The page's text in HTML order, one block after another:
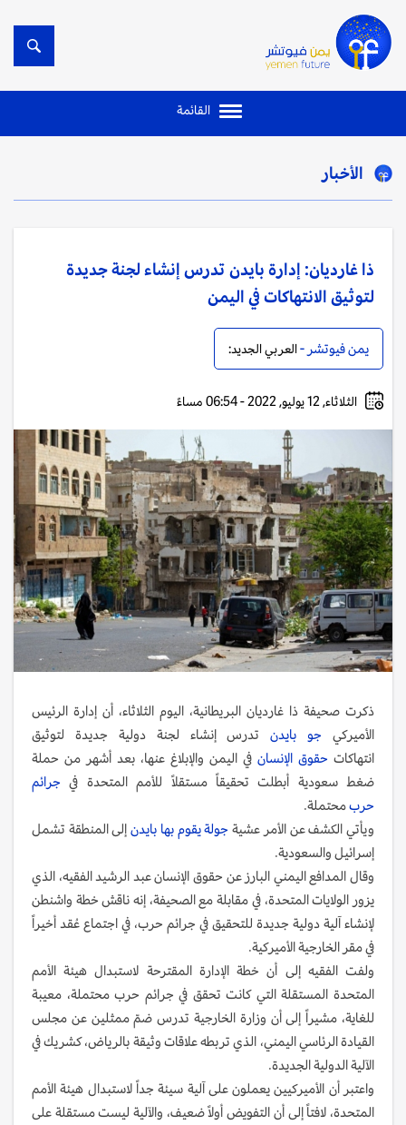
القائمة
الأخبار
ذا غارديان: إدارة بايدن تدرس إنشاء لجنة جديدة
لتوثيق الانتهاكات في اليمن
يمن فيوتشر -العربي الجديد:
الثلاثاء, 12 يوليو, 2022 - 06:54 مساءً
ذكرت صحيفة ذا غارديان البريطانية، اليوم الثلاثاء، أن إدارة الرئيس
الأميركي جو بايدنتدرس إنشاء لجنة دولية جديدة لتوثيق
انتهاكات حقوق الإنسان في اليمن والإبلاغ عنها، بعد أشهر من حملة
ضغط سعودية أبطلت تحقيقاً مستقلاً للأمم المتحدة في جرائم
حربمحتملة.
ويأتي الكشف عن الأمر عشية جولة يقوم بها بايدنإلى المنطقة تشمل
إسرائيل والسعودية.
وقال المدافع اليمني البارز عن حقوق الإنسان عبد الرشيد الفقيه، الذي
يزور الولايات المتحدة، في مقابلة مع الصحيفة، إنه ناقش خطة واشنطن
لإنشاء آلية دولية جديدة للتحقيق في جرائم حرب، في اجتماع عُقد أخيراً
في مقر الخارجية الأميركية.
ولفت الفقيه إلى أن خطة الإدارة المقترحة لاستبدال هيئة الأمم
المتحدة المستقلة التي كانت تحقق في جرائم حرب محتملة، معيبة
للغاية، مشيراً إلى أن وزارة الخارجية تدرس ضمّ ممثلين عن مجلس
القيادة الرئاسي اليمني، الذي تربطه علاقات وثيقة بالرياض، كشريك في
الآلية الدولية الجديدة.
واعتبر أن الأميركيين يعملون على آلية سيئة جداً لاستبدال هيئة الأمم
المتحدة، لافتاً إلى أن التفويض أولاً ضعيف، والآلية ليست مستقلة على